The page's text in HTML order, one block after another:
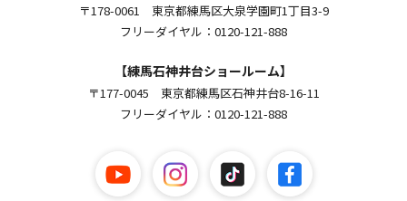
〒178-0061 東京都練馬区大泉学園町1丁目3-9
フリーダイヤル：0120-121-888
【練馬石神井台ショールーム】
〒177-0045 東京都練馬区石神井台8-16-11
フリーダイヤル：0120-121-888